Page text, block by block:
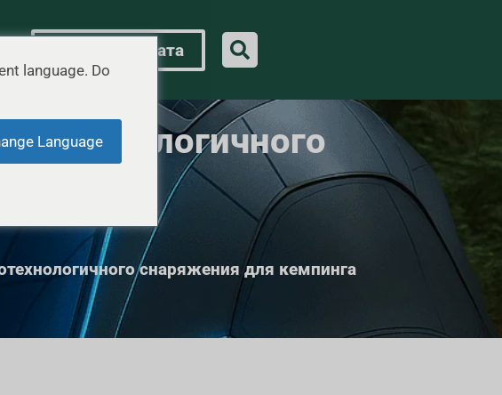
Быстрая цитата
снаряжения для кемпинга
language. Do
Language